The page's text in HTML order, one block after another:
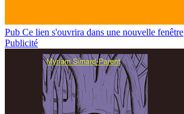
Pub Ce lien s'ouvrira dans une nouvelle fenêtre
Publicité